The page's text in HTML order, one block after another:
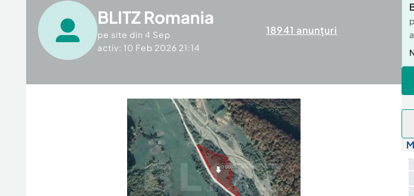
BLITZ Romania
pe site din 4 Sep
activ: 10 Feb 2026 21:14
18941 anunțuri